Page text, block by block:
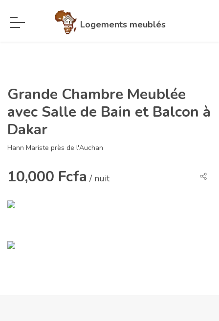
Logements meublés
Grande Chambre Meublée
avec Salle de Bain et Balcon à
Dakar
Hann Mariste près de l'Auchan
10,000 Fcfa / nuit